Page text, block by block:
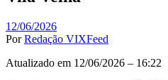
12/06/2026
Por Redação VIXFeed
Atualizado em 12/06/2026 – 16:22